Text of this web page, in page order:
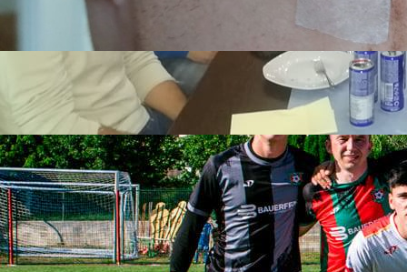
23:07, 03.02.2026